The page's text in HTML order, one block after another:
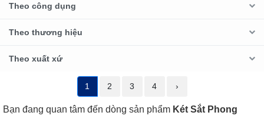
Theo công dụng
Theo thương hiệu
Theo xuất xứ
1 2 3 4 ›
Bạn đang quan tâm đến dòng sản phẩm Két Sắt Phong